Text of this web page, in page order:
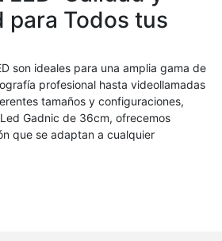
para Todos tus
son ideales para una amplia gama de
profesional hasta videollamadas
tamaños y configuraciones,
Gadnic de 36cm, ofrecemos
que se adaptan a cualquier